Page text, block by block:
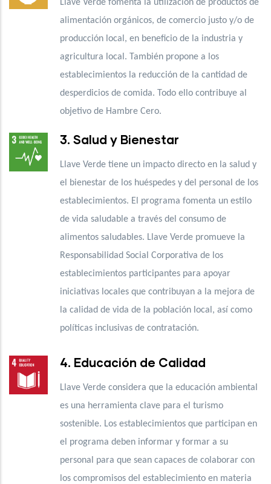
Llave Verde fomenta la utilización de productos de
alimentación orgánicos, de comercio justo y/o de
producción local, en beneficio de la industria y
agricultura local. También propone a los
establecimientos la reducción de la cantidad de
desperdicios de comida. Todo ello contribuye al
objetivo de Hambre Cero.
3. Salud y Bienestar
Llave Verde tiene un impacto directo en la salud y
el bienestar de los huéspedes y del personal de los
establecimientos. El programa fomenta un estilo
de vida saludable a través del consumo de
alimentos saludables. Llave Verde promueve la
Responsabilidad Social Corporativa de los
establecimientos participantes para apoyar
iniciativas locales que contribuyan a la mejora de
la calidad de vida de la población local, así como
políticas inclusivas de contratación.
4. Educación de Calidad
Llave Verde considera que la educación ambiental
es una herramienta clave para el turismo
sostenible. Los establecimientos que participan en
el programa deben informar y formar a su
personal para que sean capaces de colaborar con
los compromisos del establecimiento en materia